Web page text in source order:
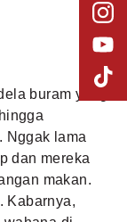
buram yang
Nggak lama
dan mereka
makan.
Kabarnya,